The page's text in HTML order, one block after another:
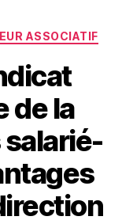
ASSOCIATIF
de la